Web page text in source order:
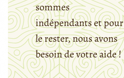
sommes
indépendants et pour
le rester, nous avons
besoin de votre aide !